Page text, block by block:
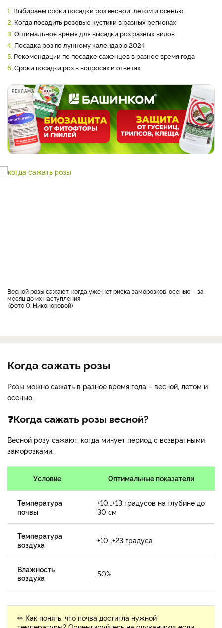
1. Выбираем сроки посадки роз весной, летом и осенью
2. Когда посадить розовые кустики в разных регионах
3. Оптимальное время для высадки роз разных видов
4. Посадка роз по лунному календарю 2024
5. Рекомендации по посадке саженцев в разное время года
6. Сроки посадки роз в вопросах и ответах
РЕКЛАМА
Весной розы сажают, когда уже нет риска заморозков, осенью – за
месяц до их наступления
фото О. Никоноровой
Когда сажать розы
Розы можно сажать в разное время года – весной, летом и
осенью.
❓Когда сажать розы весной?
Весной розу сажают, когда минует период с возвратными
заморозками.
Условие Оптимальные показатели
Температура
почвы
+10...+13 градусов на глубине до
30 см
Температура
воздуха
+10...+23 градуса
Влажность
воздуха
50%
✏ Как понять, что почва достигла нужной
температуры? Ориентируйтесь на одуванчики: если